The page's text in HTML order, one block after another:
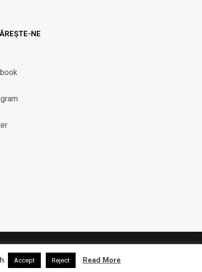
NE
X (TWITTER) INSTAGRAM
Accept Reject Read More